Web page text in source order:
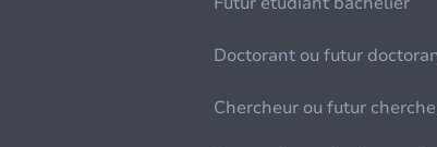
Doctorant ou futur
Chercheur ou futur